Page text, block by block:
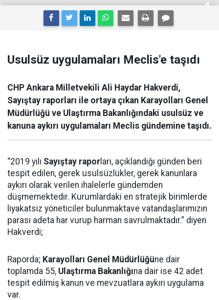
Usulsüz uygulamaları Meclis'e taşıdı
CHP Ankara Milletvekili Ali Haydar Hakverdi,
Sayıştay raporları ile ortaya çıkan Karayolları Genel
Müdürlüğü ve Ulaştırma Bakanlığındaki usulsüz ve
kanuna aykırı uygulamaları Meclis gündemine taşıdı.
“2019 yılı Sayıştay rapor ları, açıklandığı günden beri
tespit edilen, gerek usulsüzlükler, gerek kanunlara
aykırı olarak verilen ihalelerle gündemden
düşmemektedir. Kurumlardaki en stratejik birimlerde
liyakatsiz yöneticiler bulunmaktave vatandaşlarımızın
parası adeta har vurup harman savrulmaktadır.” diyen
Hakverdi;
Raporda; Karayolları Genel Müdürlüğüne dair
toplamda 55, Ulaştırma Bakanlığına dair ise 42 adet
tespit edilmiş kanun ve mevzuatlara aykırı uygulama
var.